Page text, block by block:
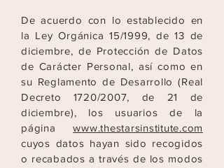
Deacuerdo con lo establecido en
la Ley Orgánica 15/1999, de 13 de
diciembre, de Protección de Datos
de Carácter Personal, así como en
su Reglamento de Desarrollo (Real
Decreto 1720/2007, de 21 de
diciembre), los usuarios de la
páginawww.thestarsinstitute.com
cuyos datos hayan sido recogidos
o recabados a través de los modos